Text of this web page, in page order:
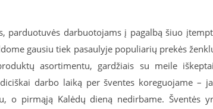
parduotuvės darbuotojams į pagalbą šiuo
gausiu tiek pasaulyje populiarių prekės
asortimentu, gardžiais su meile
darbo laiką per šventes koreguojame –
o pirmąją Kalėdų dieną nedirbame. Šventės